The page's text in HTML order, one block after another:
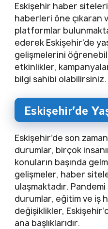
Eskişehir haber
haberleri öne çıkaran
platformlar
ederek Eskişehir’de
gelişmelerini
etkinlikler,
bilgi sahibi olabilirsiniz.
Eskişehir’de
Eskişehir’de son
durumlar, birçok
konuların başında
gelişmeler, haber
ulaşmaktadır.
durumlar, eğitim ve iş
değişiklikler,
ana başlıklarıdır.